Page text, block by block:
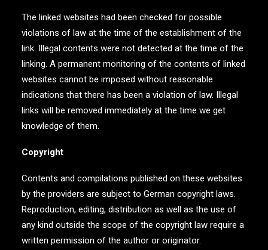
The linked websites had been checked for possible
violations of law at the time of the establishment of the
link. Illegal contents were not detected at the time of the
linking. A permanent monitoring of the contents of linked
websites cannot be imposed without reasonable
indications that there has been a violation of law. Illegal
links will be removed immediately at the time we get
knowledge of them.
Copyright
Contents and compilations published on these websites
by the providers are subject to German copyright laws.
Reproduction, editing, distribution as well as the use of
any kind outside the scope of the copyright law require a
written permission of the author or originator.